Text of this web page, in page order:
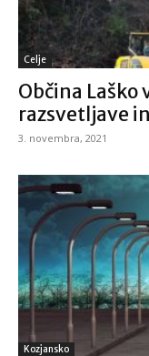
Celje
Občina
razsvetljave
3. novembra, 2021
Kozjansko